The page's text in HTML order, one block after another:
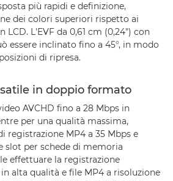
più rapidi e definizione,
dei colori superiori rispetto ai
L'EVF da 0,61 cm (0,24") con
essere inclinato fino a 45°, in modo
di ripresa.
in doppio formato
AVCHD fino a 28 Mbps in
per una qualità massima,
registrazione MP4 a 35 Mbps e
slot per schede di memoria
effettuare la registrazione
alta qualità e file MP4 a risoluzione